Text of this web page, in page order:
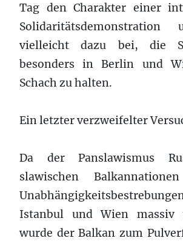
Tag den Charakter einer
vielleicht dazu bei, die
besonders in Berlin und
Schach zu halten.
Ein letzter verzweifelter
Da der Panslawismus
slawischen
Istanbul und Wien massiv
wurde der Balkan zum